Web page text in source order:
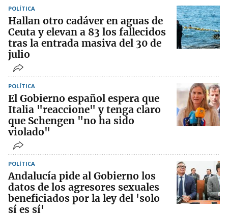
POLÍTICA
Hallan otro cadáver en aguas de
Ceuta y elevan a 83 los fallecidos
tras la entrada masiva del 30 de
julio
POLÍTICA
El Gobierno español espera que
Italia "reaccione" y tenga claro
que Schengen "no ha sido
violado"
POLÍTICA
Andalucía pide al Gobierno los
datos de los agresores sexuales
beneficiados por la ley del 'solo
sí es sí'